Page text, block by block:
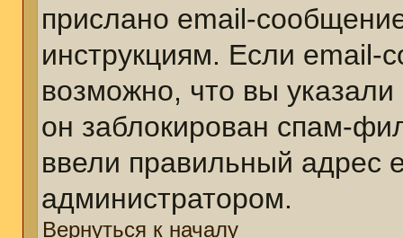
прислано email-
инструкциям. Если email-
возможно, что вы
он заблокирован спам-
ввели правильный адрес
администратором.
Вернуться к началу